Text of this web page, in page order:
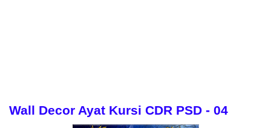
Wall Decor Ayat Kursi CDR PSD - 04